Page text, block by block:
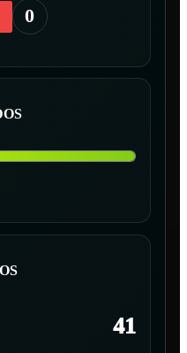
0
41